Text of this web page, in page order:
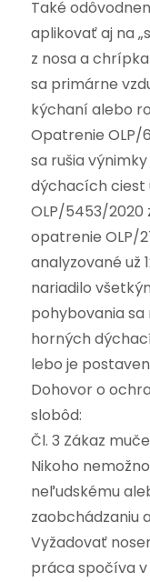
Také
aplikovať aj na
z nosa a
sa primárne
kýchaní alebo
Opatrenie OLP/
sa rušia
dýchacích
OLP/5453/2020
opatrenie OLP/
analyzované už
nariadilo
pohybovania
horných
lebo je
Dohovor o
slobôd:
Čl. 3 Zákaz
Nikoho
neľudskému
zaobchádzaniu
Vyžadovať
práca spočíva